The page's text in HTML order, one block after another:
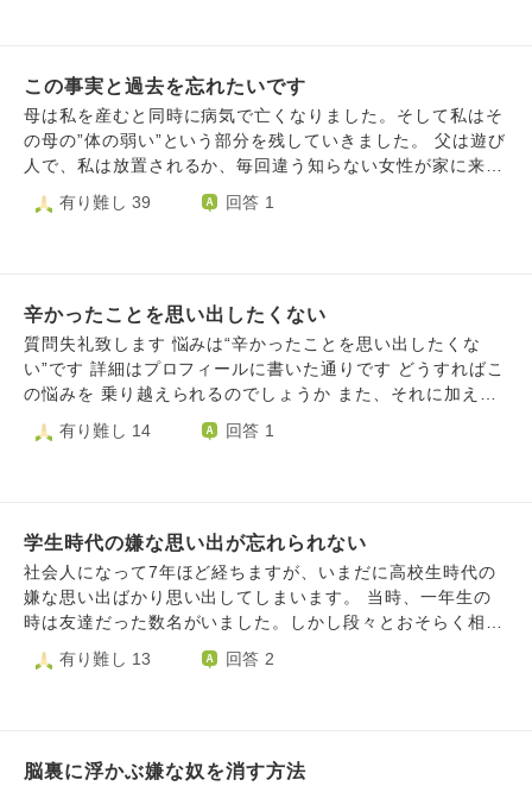
た。 中学の在学中でも何度か謝ったのにそのときは拒否さ
れました。謝って終わるならこんなに長く続かなかったのに
と悔しかったです。 社会人になっていつも家族に迷惑を
かけてしまったことを心苦しく思っています。毎日過去の嫌
ているのではなく勝手に思いだせれてしまう）しまい苦しい
たのでしょうか？ 家族や他の人を傷つけてしまいその後悔
と申し訳ないという気持ちで一杯で、心の拠り所が無く、ど
うやって生きていけばいいのでしょうか？
小馬鹿にされて罰ゲームで電話が掛かってきた、結婚して元
旦那に不倫された時に言われたこと等）、大好きな夫の中学
時代の元カノについて（私より可愛いんだろうなあ、楽しか
ったんだろうなあとか）、母との関係について（親は十分に
と、今は私が第二子妊娠中で上の子の時も百貨店に行くと母
ことにより周りの人と疎遠になり親友とも音信不通なほどに
なったこと、とにかく考えすぎてしまい苦しくなって外出先
でも涙が出るほど辛くなってしまいます。 来週で臨月で上
の子との限られた時間を楽しみたいのに、こんなに苦しみな
を止められません。 思い出したところで何もプラスになら
この事実と過去を忘れたいです
母は私を産むと同時に病気で亡くなりました。そして私はそ
の母の”体の弱い”という部分を残していきました。 父は遊び
人で、私は放置されるか、毎回違う知らない女性が家に来て
暴力を振られていました。 私が生きてるのは祖母のおか
げ。よく父が家にいない状態が続いたときにたまたま祖母が
そして2か月後に父がまた新しい女性を連れてきて父の家に
また戻されます、ですがDVでまた離婚します。そしてまた
祖母の方に行く方式のことです。 学校の皆とも何もかも違
くて勉強も転校でわからないしいじめられるし家に帰ったら
母の場所、だけど小４で膵臓癌で亡くなりました。だけど涙
護施設に飛ばされて、施設ではいじめられ職員も見て見ぬふ
り、施設から通う小学校でもいじめられ、中学に上がっても
ひどくなり、 「〇〇～！！きめーんだよ！反応しろよ！」
とかずっと毎日クラス全員に言われてます。クラスLINEで
います。私って嫌われ体質なんですかね。 この事実と過去
有り難し 39 回答 1
辛かったことを思い出したくない
質問失礼致します 悩みは“辛かったことを思い出したくな
い”です 詳細はプロフィールに書いた通りです どうすればこ
の悩みを 乗り越えられるのでしょうか また、それに加えお
尋ねしたい事がございます それは因果応報、前世の業につ
いてです いじめを行った人達に因果応報はあるのか 私の人
有り難し 14 回答 1
学生時代の嫌な思い出が忘れられない
社会人になって7年ほど経ちますが、いまだに高校生時代の
嫌な思い出ばかり思い出してしまいます。 当時、一年生の
時は友達だった数名がいました。しかし段々とおそらく相手
にとって私は気が合わない存在になったようで、そのうち私
以外で遊びに行くようになり、SNSでそれを悪びれることな
女たちに見下されていたようです。いつも雑にイジられて小
有り難し 13 回答 2
脳裏に浮かぶ嫌な奴を消す方法